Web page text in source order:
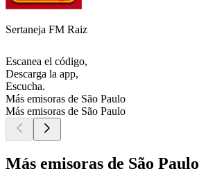
Sertaneja FM Raiz
Escanea el código,
Descarga la app,
Escucha.
Más emisoras de São Paulo
Más emisoras de São Paulo
Más emisoras de São Paulo